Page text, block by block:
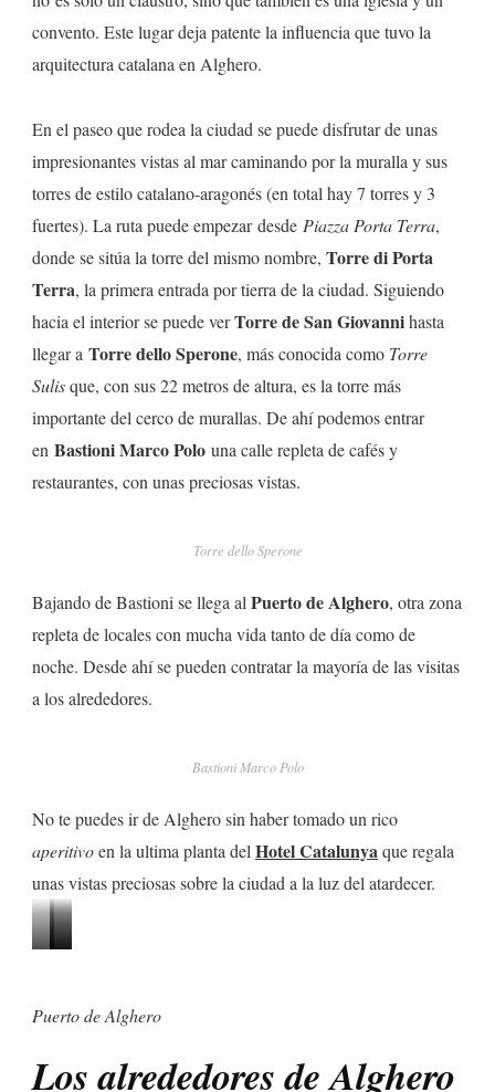
convento. Este lugar deja patente la influencia que tuvo la
arquitectura catalana en Alghero.
En el paseo que rodea la ciudad se puede disfrutar de unas
impresionantes vistas al mar caminando por la muralla y sus
torres de estilo catalano-aragonés (en total hay 7 torres y 3
fuertes). La ruta puede empezar desde Piazza Porta Terra,
donde se sitúa la torre del mismo nombre, Torre di Porta
Terra, la primera entrada por tierra de la ciudad. Siguiendo
hacia el interior se puede verTorre de San Giovannihasta
llegar a Torre dello Sperone, más conocida como Torre
Sulisque, con sus 22 metros de altura, es la torre más
importante del cerco de murallas. De ahí podemos entrar
en Bastioni Marco Polo una calle repleta de cafés y
restaurantes, con unas preciosas vistas.
Torre dello Sperone
Bajando de Bastioni se llega alPuerto de Alghero, otra zona
repleta de locales con mucha vida tanto de día como de
noche. Desde ahí se pueden contratar la mayoría de las visitas
a los alrededores.
Bastioni Marco Polo
No te puedes ir de Alghero sin haber tomado un rico
aperitivoen la ultima planta delHotel Catalunyaque regala
unas vistas preciosas sobre la ciudad a la luz del atardecer.
Vistas
Villa
Torre
Sperone
Antigua
en
Puerto de Alghero
Los alrededores de Alghero